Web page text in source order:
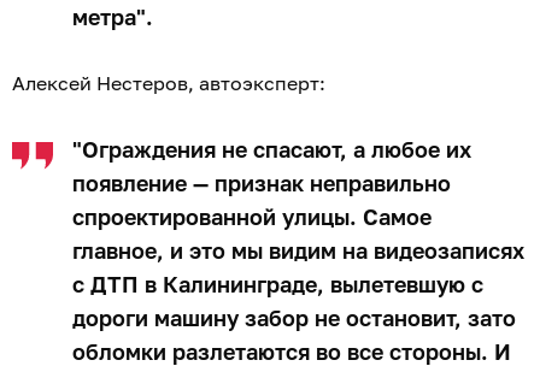
метра".
Алексей Нестеров, автоэксперт:
"Ограждения не спасают, а любое их
появление — признак неправильно
спроектированной улицы. Самое
главное, и это мы видим на видеозаписях
с ДТП в Калининграде, вылетевшую с
дороги машину забор не остановит, зато
обломки разлетаются во все стороны. И